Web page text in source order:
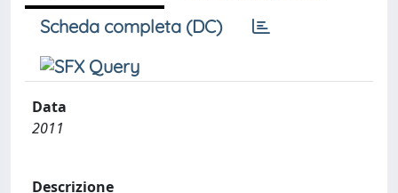
Scheda completa (DC)
Data
2011
Descrizione